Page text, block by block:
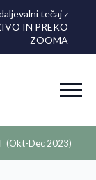
tečaj z
IN PREKO
ZOOMA
(Okt-Dec 2023)